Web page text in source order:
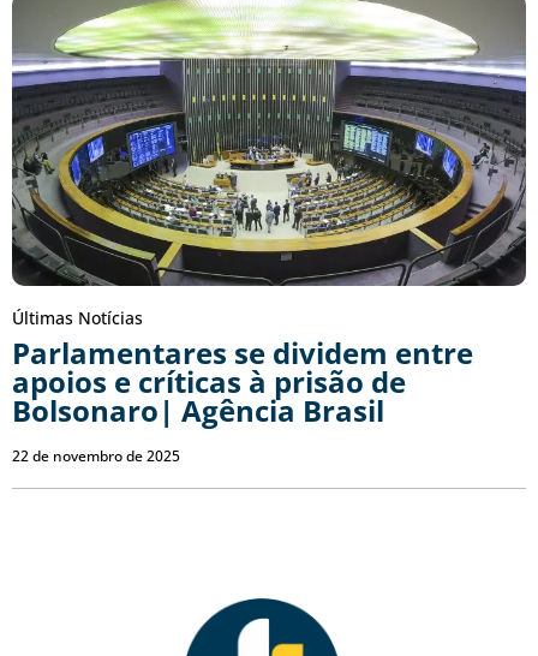
Últimas Notícias
Parlamentares se dividem entre
apoios e críticas à prisão de
Bolsonaro| Agência Brasil
22 de novembro de 2025